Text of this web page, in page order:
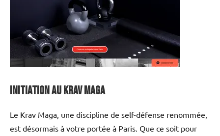
Initiation au Krav Maga
Le Krav Maga, une discipline de self-défense renommée,
est désormais à votre portée à Paris. Que ce soit pour